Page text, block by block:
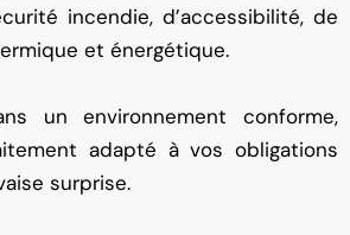
incendie, d’accessibilité, de
et énergétique.
un environnement conforme,
adapté à vos obligations
surprise.